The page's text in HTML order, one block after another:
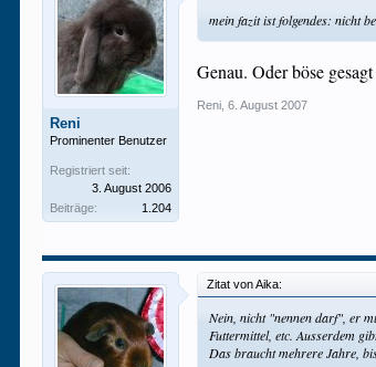
Reni
Prominenter Benutzer
Registriert seit:
3. August 2006
Beiträge:
1.204
mein fazit ist folgendes: nicht
Genau. Oder böse
Reni 6. August 2007
Zitat von Aika:
Nein, nicht "nennen darf", er
Futtermittel, etc. Ausserdem
Das braucht mehrere Jahre,